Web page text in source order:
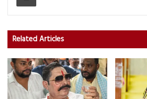
Related Articles